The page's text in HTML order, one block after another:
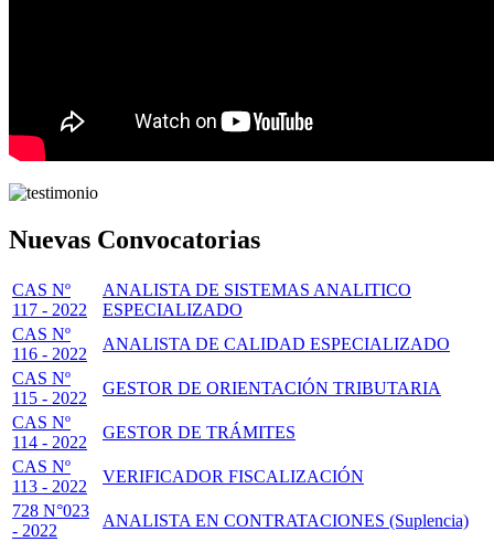
Nuevas Convocatorias
CAS Nº
117 - 2022
ANALISTA DE SISTEMAS ANALITICO
ESPECIALIZADO
CAS Nº
116 - 2022
ANALISTA DE CALIDAD ESPECIALIZADO
CAS Nº
115 - 2022
GESTOR DE ORIENTACIÓN TRIBUTARIA
CAS Nº
114 - 2022
GESTOR DE TRÁMITES
CAS Nº
113 - 2022
VERIFICADOR FISCALIZACIÓN
728 N°023
- 2022
ANALISTA EN CONTRATACIONES (Suplencia)